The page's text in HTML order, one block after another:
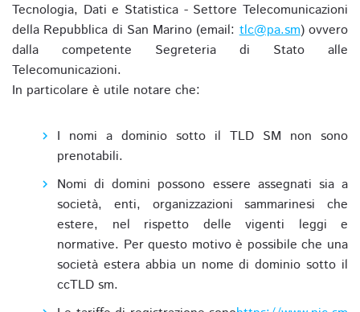
Tecnologia, Dati e Statistica - Settore Telecomunicazioni
della Repubblica di San Marino (email:tlc@pa.sm) ovvero
dalla competente Segreteria di Stato alle
Telecomunicazioni.
In particolare è utile notare che:
I nomi a dominio sotto il TLD SM non sono
prenotabili.
Nomi di domini possono essere assegnati sia a
società, enti, organizzazioni sammarinesi che
estere, nel rispetto delle vigenti leggi e
normative. Per questo motivo è possibile che una
società estera abbia un nome di dominio sotto il
ccTLD sm.